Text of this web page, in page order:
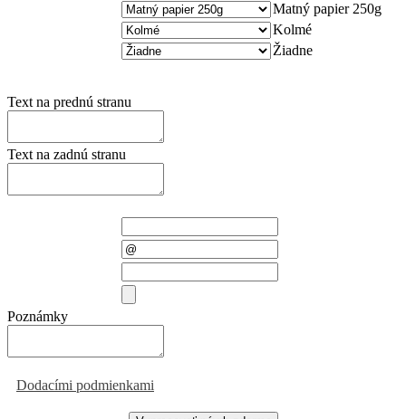
Matný papier 250g
Kolmé
Žiadne
Text na prednú stranu
Text na zadnú stranu
Poznámky
Dodacími podmienkami